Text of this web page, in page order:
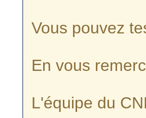
Vous pouvez
En vous
L'équipe du